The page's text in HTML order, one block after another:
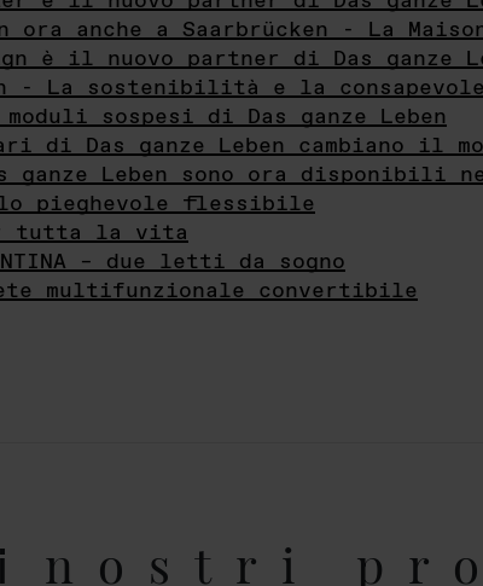
ora anche a Saarbrücken - La
è il nuovo partner di Das ganze
- La sostenibilità e la
sospesi di Das ganze Leben
di Das ganze Leben cambiano il
Leben sono ora disponibili
pieghevole flessibile
tutta la vita
– due letti da sogno
multifunzionale convertibile
nostri